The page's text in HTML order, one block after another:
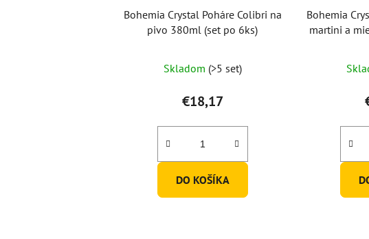
Bohemia Crystal Poháre Colibri na
pivo 380ml (set po 6ks)
Skladom (>5 set)
€18,17
DO KOŠÍKA
Bohemia
martini a